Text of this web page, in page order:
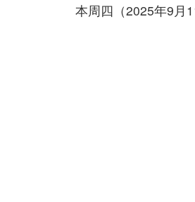
本周四 （2025年9 月